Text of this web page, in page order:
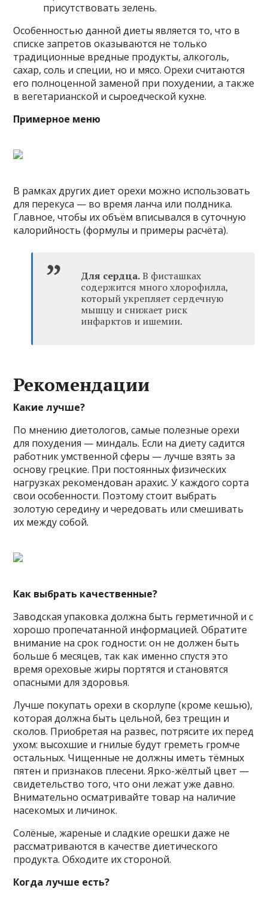
присутствовать зелень.
Особенностью данной диеты является то, что в
списке запретов оказываются не только
традиционные вредные продукты, алкоголь,
сахар, соль и специи, но и мясо. Орехи считаются
его полноценной заменой при похудении, а также
в вегетарианской и сыроедческой кухне.
Примерное меню
В рамках других диет орехи можно использовать
для перекуса — во время ланча или полдника.
Главное, чтобы их объём вписывался в суточную
калорийность (формулы и примеры расчёта).
Для сердца.В фисташках
содержится много хлорофилла,
который укрепляет сердечную
мышцу и снижает риск
инфарктов и ишемии.
Рекомендации
Какие лучше?
По мнению диетологов, самые полезные орехи
для похудения — миндаль. Если на диету садится
работник умственной сферы — лучше взять за
основу грецкие. При постоянных физических
нагрузках рекомендован арахис. У каждого сорта
свои особенности. Поэтому стоит выбрать
золотую середину и чередовать или смешивать
их между собой.
Как выбрать качественные?
Заводская упаковка должна быть герметичной и с
хорошо пропечатанной информацией. Обратите
внимание на срок годности: он не должен быть
больше 6 месяцев, так как именно спустя это
время ореховые жиры портятся и становятся
опасными для здоровья.
Лучше покупать орехи в скорлупе (кроме кешью),
которая должна быть цельной, без трещин и
сколов. Приобретая на развес, потрясите их перед
ухом: высохшие и гнилые будут греметь громче
остальных. Чищенные не должны иметь тёмных
пятен и признаков плесени. Ярко-жёлтый цвет —
свидетельство того, что они лежат уже давно.
Внимательно осматривайте товар на наличие
насекомых и личинок.
Солёные, жареные и сладкие орешки даже не
рассматриваются в качестве диетического
продукта. Обходите их стороной.
Когда лучше есть?